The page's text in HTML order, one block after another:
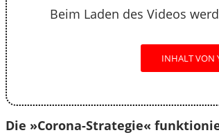
Beim Laden des Videos
INHALT VON
Die »Corona-Strategie«